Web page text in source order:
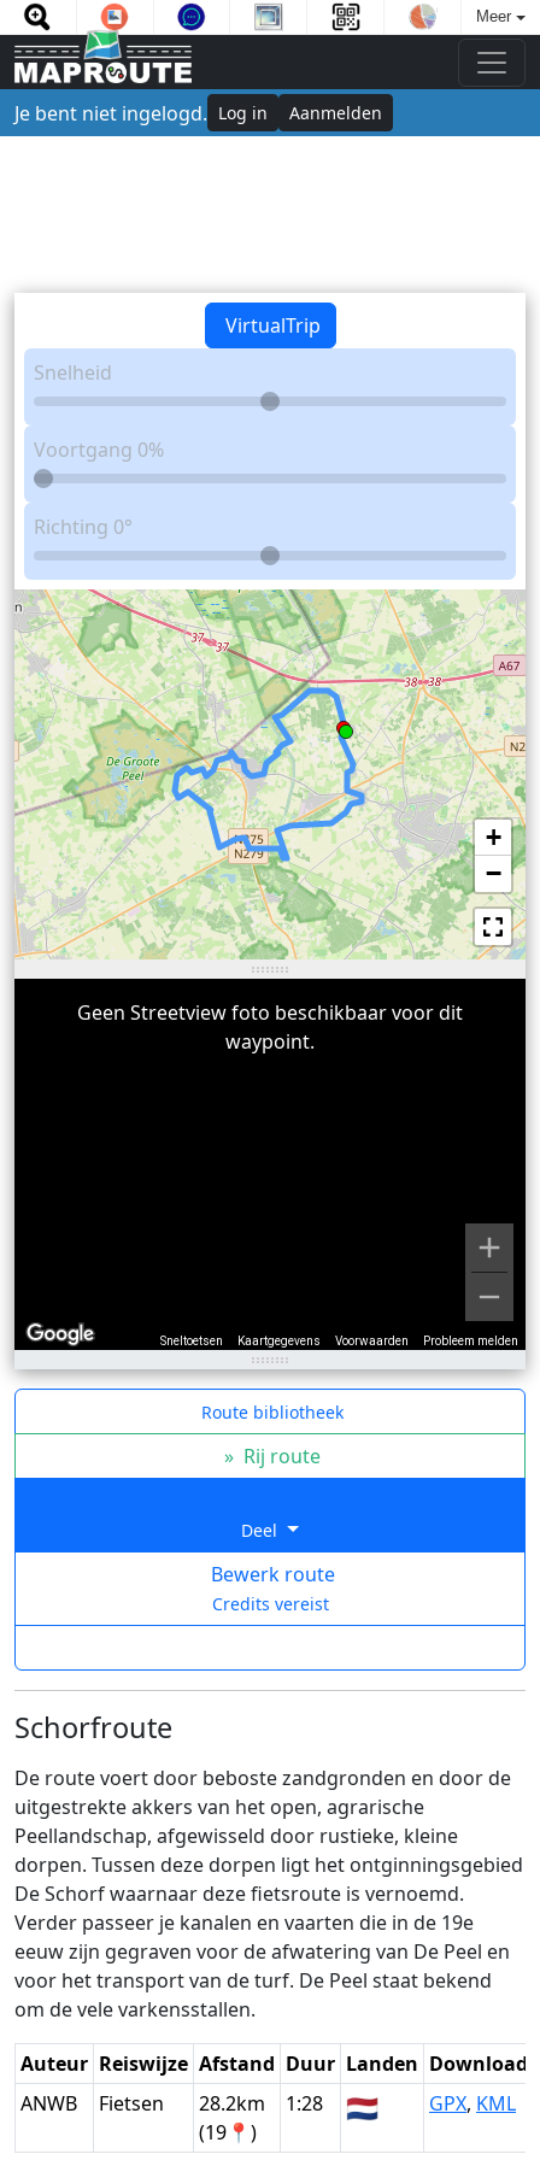
Meer
Je bent niet ingelogd. Log in Aanmelden
VirtualTrip
Snelheid
Voortgang 0%
Richting 0°
+
−
Sneltoetsen Kaartgegevens Voorwaarden Probleem melden
Geen Streetview foto beschikbaar voor dit
waypoint.
Route bibliotheek
» Rij route
Deel
Bewerk route
Credits vereist
Schorfroute
De route voert door beboste zandgronden en door de
uitgestrek­te akkers van het open, agrarische
Peellandschap, afgewisseld door rustieke, kleine
dorpen. Tussen deze dorpen ligt het ontginningsgebied
De Schorf waarnaar deze fietsroute is vernoemd.
Verder passeer je kanalen en vaarten die in de 19e
eeuw zijn gegraven voor de afwatering van De Peel en
voor het transport van de turf. De Peel staat bekend
om de vele varkensstallen.
Auteur Reiswijze Afstand Duur Landen Download
ANWB
Fietsen
28.2km
(19📍)
1:28 🇳🇱 GPX, KML